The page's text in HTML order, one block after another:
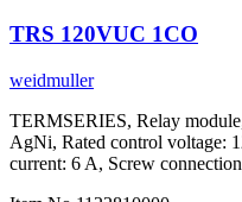
TRS 120VUC 1CO
weidmuller
TERMSERIES, Relay
AgNi, Rated control voltage:
current: 6 A, Screw